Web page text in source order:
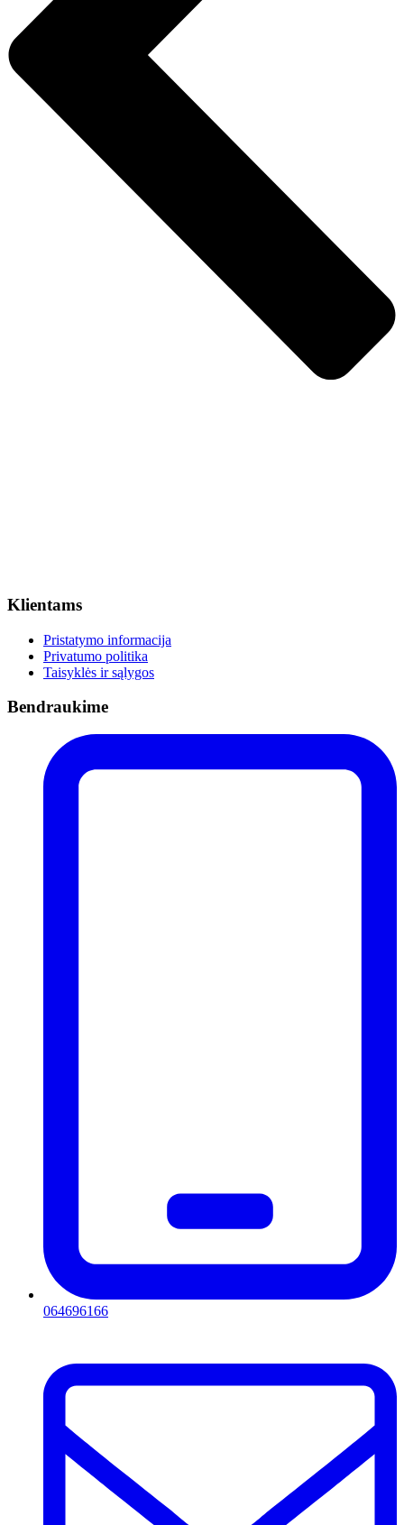
Klientams
Pristatymo informacija
Privatumo politika
Taisyklės ir sąlygos
Bendraukime
064696166